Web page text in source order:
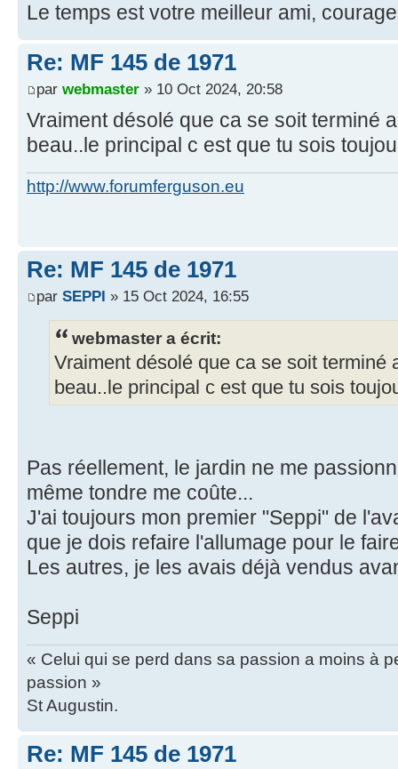
Le temps est votre meilleur ami,
Re: MF 145 de 1971
par webmaster » 10 Oct 2024, 20:58
Vraiment désolé que ca se soit terminé
beau..le principal c est que tu sois
http://www.forumferguson.eu
Re: MF 145 de 1971
par SEPPI » 15 Oct 2024, 16:55
webmaster a écrit:
Vraiment désolé que ca se soit terminé
beau..le principal c est que tu sois
Pas réellement, le jardin ne me
même tondre me coûte...
J'ai toujours mon premier "Seppi" de
que je dois refaire l'allumage pour le
Les autres, je les avais déjà vendus
Seppi
« Celui qui se perd dans sa passion a moins à
passion »
St Augustin.
Re: MF 145 de 1971